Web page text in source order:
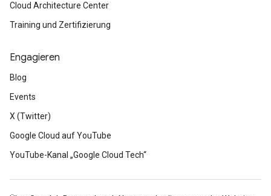
Cloud Architecture Center
Training und Zertifizierung
Engagieren
Blog
Events
X (Twitter)
Google Cloud auf YouTube
YouTube-Kanal „Google Cloud Tech“